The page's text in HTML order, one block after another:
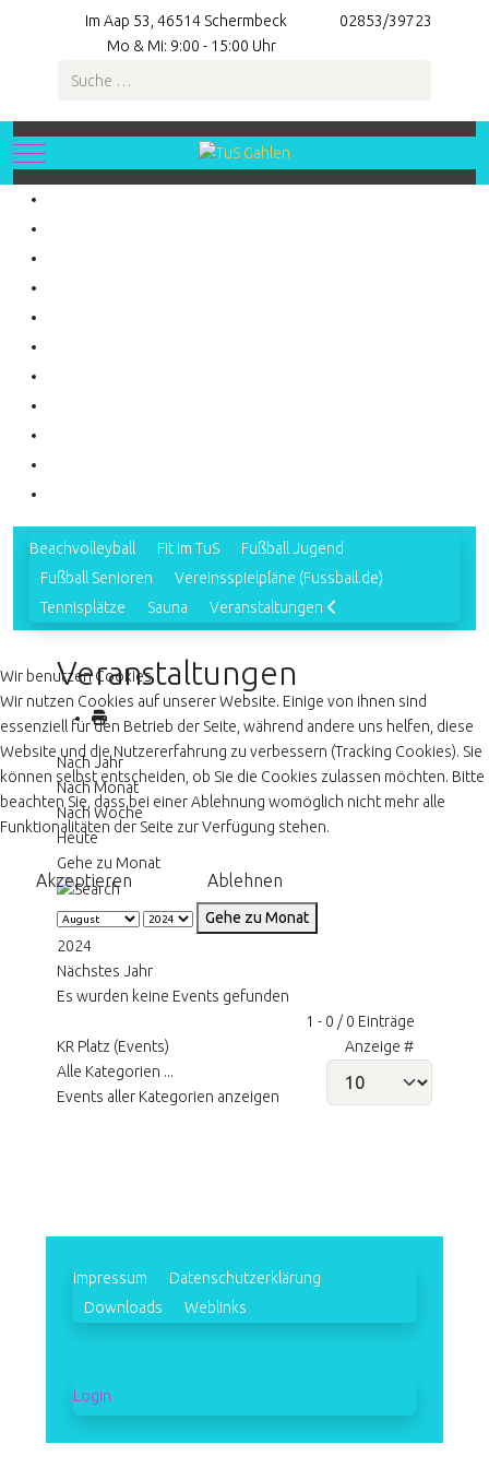
Im Aap 53, 46514 Schermbeck
02853/39723
Mo & Mi: 9:00 - 15:00 Uhr
Suchen
Mobile Menu Toggle
Beachvolleyball Fit im TuS
Fußball Jugend
Fußball Senioren
Vereinsspielpläne (Fussball.de)
Tennisplätze
Sauna Veranstaltungen
Veranstaltungen
Nach Jahr
Nach Monat
Nach Woche
Heute
Gehe zu Monat
Gehe zu Monat
2024
Nächstes Jahr
Es wurden keine Events gefunden
1 - 0 / 0 Einträge
Anzeige #
KR Platz (Events)
Alle Kategorien ...
Events aller Kategorien anzeigen
Impressum
Datenschutzerklärung
Downloads
Weblinks
Login
Wir benutzen Cookies
Wir nutzen Cookies auf unserer Website. Einige von ihnen sind
essenziell für den Betrieb der Seite, während andere uns helfen, diese
Website und die Nutzererfahrung zu verbessern (Tracking Cookies). Sie
können selbst entscheiden, ob Sie die Cookies zulassen möchten. Bitte
beachten Sie, dass bei einer Ablehnung womöglich nicht mehr alle
Funktionalitäten der Seite zur Verfügung stehen.
Akzeptieren Ablehnen